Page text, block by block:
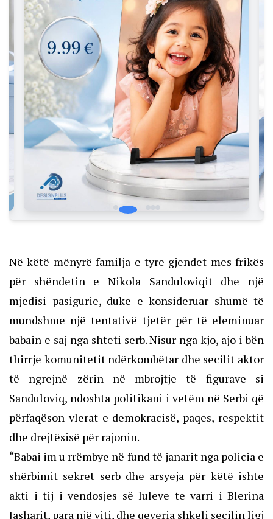
Në këtë mënyrë familja e tyre gjendet mes frikës
për shëndetin e Nikola Sanduloviqit dhe një
mjedisi pasigurie, duke e konsideruar shumë të
mundshme një tentativë tjetër për të eleminuar
babain e saj nga shteti serb. Nisur nga kjo, ajo i bën
thirrje komunitetit ndërkombëtar dhe secilit aktor
të ngrejnë zërin në mbrojtje të figurave si
Sanduloviq, ndoshta politikani i vetëm në Serbi që
përfaqëson vlerat e demokracisë, paqes, respektit
dhe drejtësisë për rajonin.
“Babai im u rrëmbye në fund të janarit nga policia e
shërbimit sekret serb dhe arsyeja për këtë ishte
akti i tij i vendosjes së luleve te varri i Blerina
Jasharit, para një viti, dhe qeveria shkeli secilin ligj